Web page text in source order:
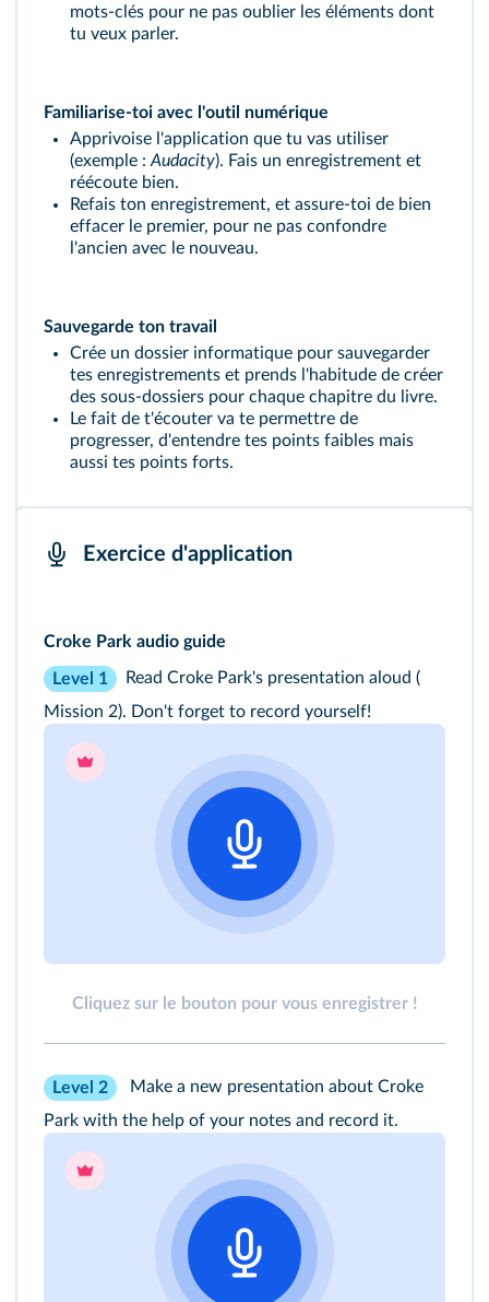
mots‑clés pour ne pas oublier les éléments dont
tu veux parler.
Familiarise-toi avec l'outil numérique
Apprivoise l'application que tu vas utiliser
(exemple : Audacity). Fais un enregistrement et
réécoute bien.
Refais ton enregistrement, et assure-toi de bien
effacer le premier, pour ne pas confondre
l'ancien avec le nouveau.
Sauvegarde ton travail
Crée un dossier informatique pour sauvegarder
tes enregistrements et prends l'habitude de créer
des sous‑dossiers pour chaque chapitre du livre.
Le fait de t'écouter va te permettre de
progresser, d'entendre tes points faibles mais
aussi tes points forts.
Exercice d'application
Croke Park audio guide
Level 1
Read Croke Park's presentation aloud (
Mission 2). Don't forget to record yourself!
Cliquez sur le bouton pour vous enregistrer !
Level 2
Make a new presentation about Croke
Park with the help of your notes and record it.